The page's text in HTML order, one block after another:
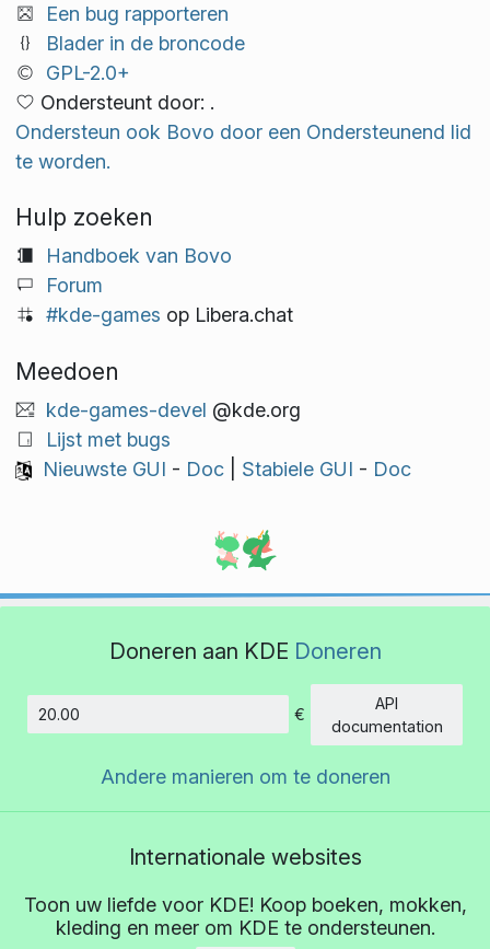
Een bug rapporteren
Blader in de broncode
GPL-2.0+
Ondersteunt door: .
Ondersteun ook Bovo door een Ondersteunend lid
te worden.
Hulp zoeken
Handboek van Bovo
Forum
#kde-games op Libera.chat
Meedoen
kde-games-devel @kde.org
Lijst met bugs
Nieuwste GUI - Doc| Stabiele GUI - Doc
Doneren aan KDE Doneren
Hoeveelheid
€
API
documentation
Andere manieren om te doneren
Internationale websites
Toon uw liefde voor KDE! Koop boeken, mokken,
kleding en meer om KDE te ondersteunen.